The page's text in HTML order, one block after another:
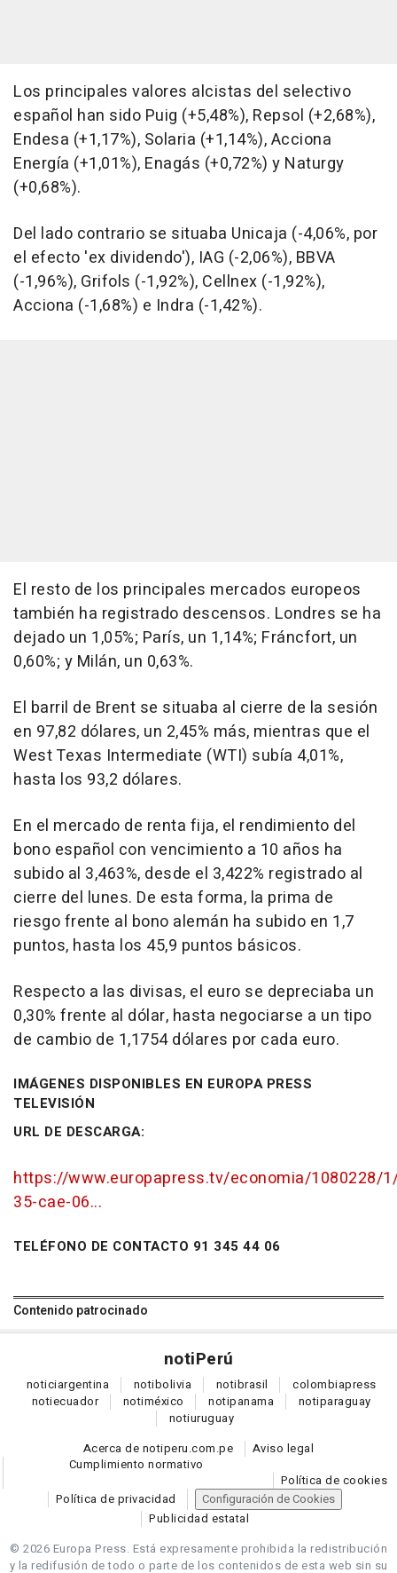
Los principales valores alcistas del selectivo
español han sido Puig (+5,48%), Repsol (+2,68%),
Endesa (+1,17%), Solaria (+1,14%), Acciona
Energía (+1,01%), Enagás (+0,72%) y Naturgy
(+0,68%).
Del lado contrario se situaba Unicaja (-4,06%, por
el efecto 'ex dividendo'), IAG (-2,06%), BBVA
(-1,96%), Grifols (-1,92%), Cellnex (-1,92%),
Acciona (-1,68%) e Indra (-1,42%).
El resto de los principales mercados europeos
también ha registrado descensos. Londres se ha
dejado un 1,05%; París, un 1,14%; Fráncfort, un
0,60%; y Milán, un 0,63%.
El barril de Brent se situaba al cierre de la sesión
en 97,82 dólares, un 2,45% más, mientras que el
West Texas Intermediate (WTI) subía 4,01%,
hasta los 93,2 dólares.
En el mercado de renta fija, el rendimiento del
bono español con vencimiento a 10 años ha
subido al 3,463%, desde el 3,422% registrado al
cierre del lunes. De esta forma, la prima de
riesgo frente al bono alemán ha subido en 1,7
puntos, hasta los 45,9 puntos básicos.
Respecto a las divisas, el euro se depreciaba un
0,30% frente al dólar, hasta negociarse a un tipo
de cambio de 1,1754 dólares por cada euro.
IMÁGENES DISPONIBLES EN EUROPA PRESS
TELEVISIÓN
URL DE DESCARGA:
https://www.europapress.tv/economia/1080228/
35-cae-06...
TELÉFONO DE CONTACTO 91 345 44 06
Contenido patrocinado
notiPerú
noticiargentina notibolivia notibrasil colombiapress
notiecuador notiméxico notipanama notiparaguay
notiuruguay
Acerca de notiperu.com.pe
Aviso legal
Cumplimiento normativo
Política de cookies
Política de privacidad
Configuración de Cookies
Publicidad estatal
© 2026 Europa Press. Está expresamente prohibida la redistribución
y la redifusión de todo o parte de los contenidos de esta web sin su